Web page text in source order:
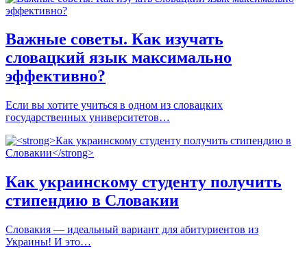
Важные советы. Как изучать
словацкий язык максимально
эффективно?
Если вы хотите учиться в одном из словацких
государственных университетов…
Как украинскому студенту получить
стипендию в Словакии
Словакия — идеальный вариант для абитуриентов из
Украины! И это…